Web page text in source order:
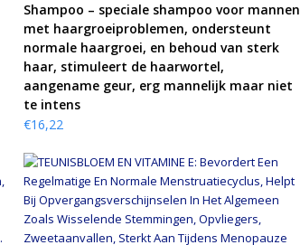
Shampoo – speciale shampoo voor mannen
met haargroeiproblemen, ondersteunt
normale haargroei, en behoud van sterk
haar, stimuleert de haarwortel,
aangename geur, erg mannelijk maar niet
te intens
€16,22